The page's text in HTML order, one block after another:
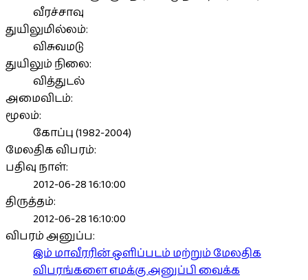
வீரச்சாவு
துயிலுமில்லம்:
விசுவமடு
துயிலும் நிலை:
வித்துடல்
அமைவிடம்:
மூலம்:
கோப்பு (1982-2004)
மேலதிக விபரம்:
பதிவு நாள்:
2012-06-28 16:10:00
திருத்தம்:
2012-06-28 16:10:00
விபரம் அனுப்ப:
இம் மாவீரரின் ஒளிப்படம் மற்றும் மேலதிக
விபரங்களை எமக்கு அனுப்பி வைக்க